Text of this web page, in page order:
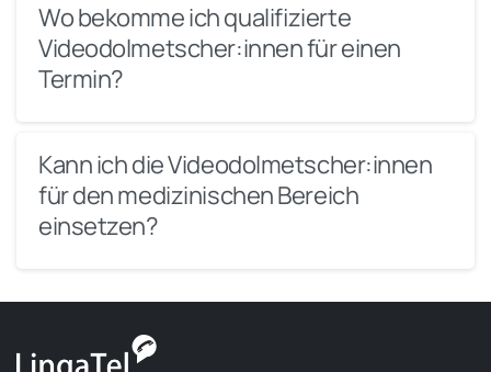
Wo bekomme ich qualifizierte
Videodolmetscher:innen für einen
Termin?
Kann ich die Videodolmetscher:innen
für den medizinischen Bereich
einsetzen?